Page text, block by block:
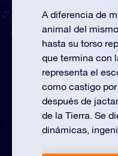
A diferencia de
animal del
hasta su torso
que termina con
representa el
como castigo
después de
de la Tierra. Se
dinámicas,